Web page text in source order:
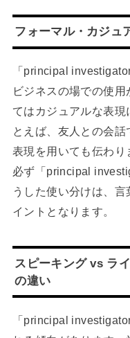
フォーマル・カジュ
「principal
ビジネスの場での使
てはカジュアルな表
とえば、友人との会
表現を用いても伝わ
必ず「principal
うした使い分けは、
イントとなります。
スピーキング vs ラ
の違い
「principal